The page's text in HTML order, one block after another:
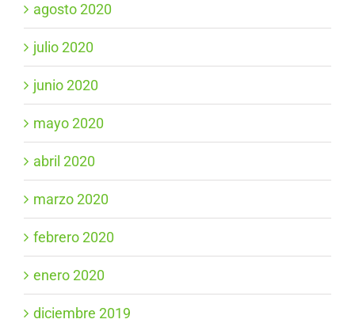
agosto 2020
julio 2020
junio 2020
mayo 2020
abril 2020
marzo 2020
febrero 2020
enero 2020
diciembre 2019